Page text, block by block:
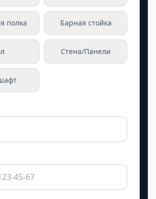
полка Барная стойка
Стена/Панели